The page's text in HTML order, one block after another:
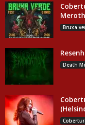
Bruxa
Death